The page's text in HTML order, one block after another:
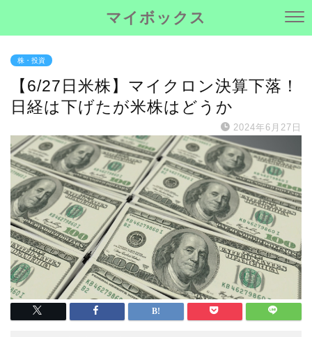
マイボックス
株・投資
【6/27日米株】マイクロン決算下落！
日経は下げたが米株はどうか
2024年6月27日